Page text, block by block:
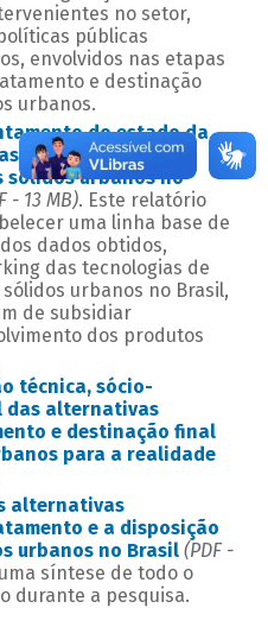
no setor,
públicas
envolvidos nas etapas
e destinação
urbanos.
do estado da
tecnológicas de
sólidos urbanos no
- 13 MB). Este relatório
uma linha base de
dados obtidos,
das tecnologias de
urbanos no Brasil,
de subsidiar
dos produtos
técnica, sócio-
das alternativas
e destinação final
para a realidade
alternativas
e a disposição
urbanos no Brasil(PDF -
síntese de todo o
durante a pesquisa.